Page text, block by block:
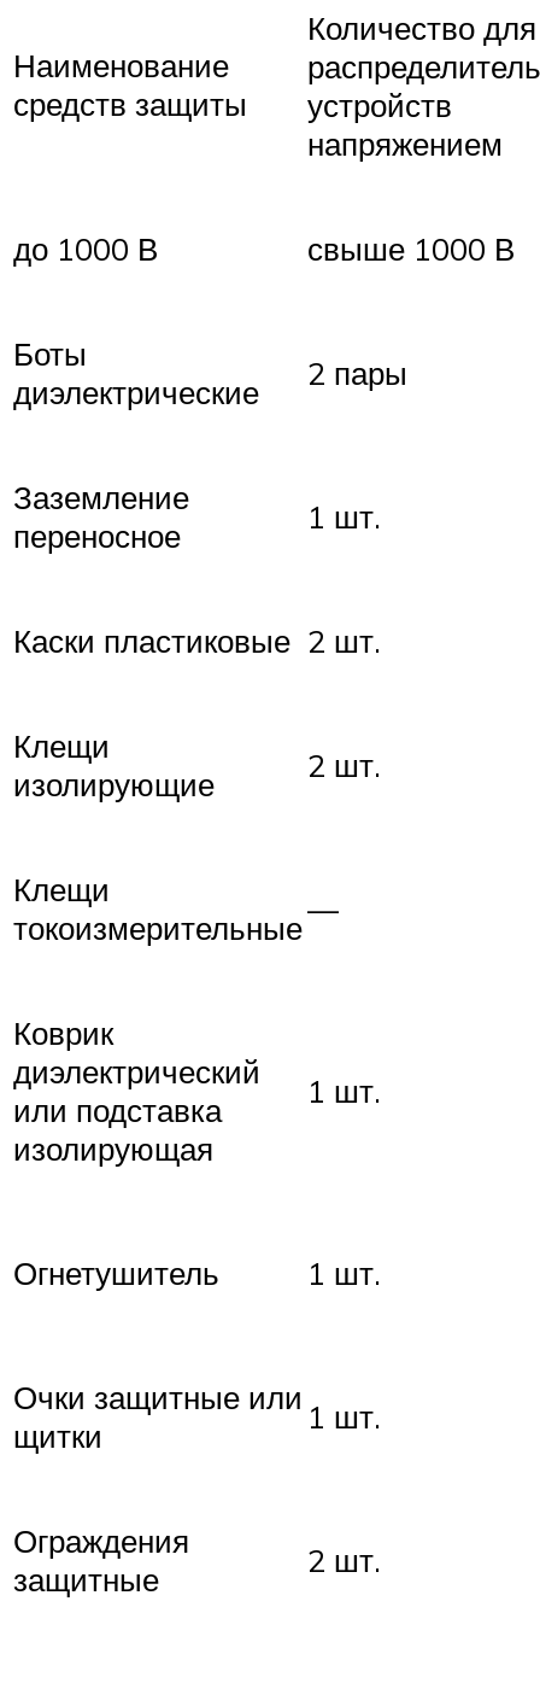
Наименование
средств защиты
Количество для
устройств
напряжением
до 1000 В свыше 1000 В
Боты
диэлектрические
2 пары
Заземление
переносное
1 шт.
Каски пластиковые 2 шт.
Клещи
изолирующие
2 шт.
Клещи
токоизмерительные—
Коврик
диэлектрический
или подставка
изолирующая
1 шт.
Огнетушитель 1 шт.
Очки защитные или
щитки
1 шт.
Ограждения
защитные
2 шт.